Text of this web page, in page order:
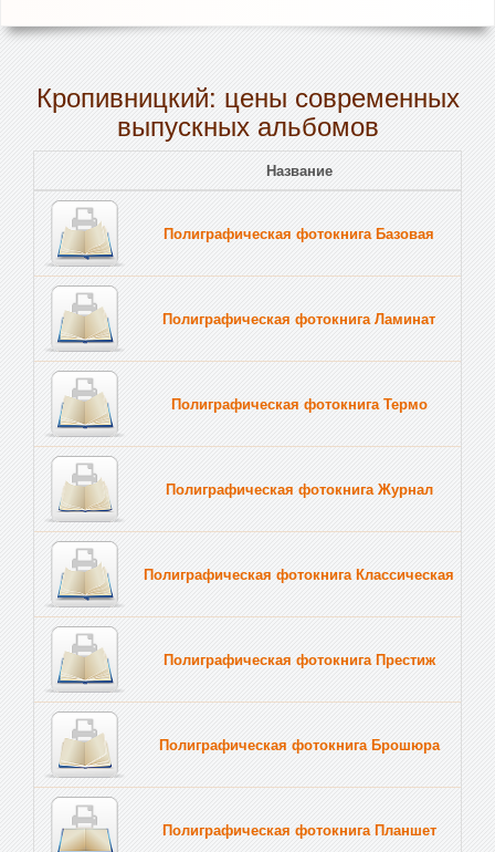
Кропивницкий: цены современных
выпускных альбомов
Название
Полиграфическая фотокнига Базовая
Полиграфическая фотокнига Ламинат
Полиграфическая фотокнига Термо
Полиграфическая фотокнига Журнал
Полиграфическая фотокнига Классическая
Полиграфическая фотокнига Престиж
Полиграфическая фотокнига Брошюра
Полиграфическая фотокнига Планшет